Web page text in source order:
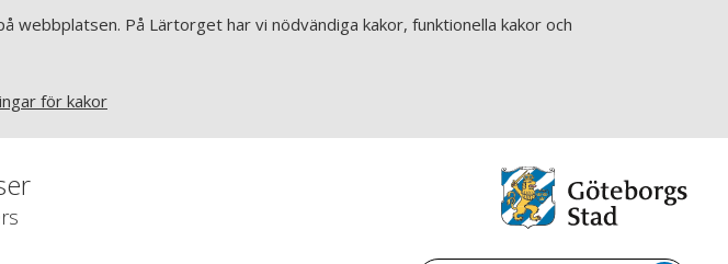
På Lärtorget har vi nödvändiga kakor, funktionella kakor och
för kakor